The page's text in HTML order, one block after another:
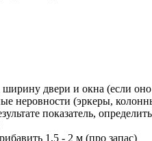
двери и окна (если оно
неровности (эркеры,
показатель,
1,5 - 2 м (про запас)